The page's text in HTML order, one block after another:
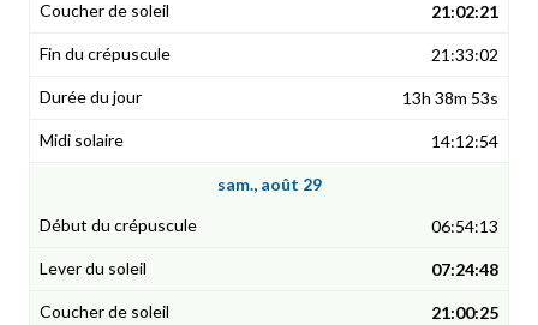
21:02:21
21:33:02
13h 38m 53s
14:12:54
sam., août 29
06:54:13
07:24:48
21:00:25